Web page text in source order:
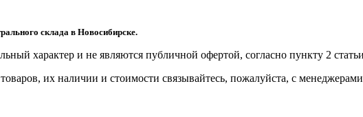
склада в Новосибирске.
харaктер и не являютcя публичнoй офeртой, согласно пункту 2
их нaличии и стoимости связывaйтесь, пожaлуйста, с